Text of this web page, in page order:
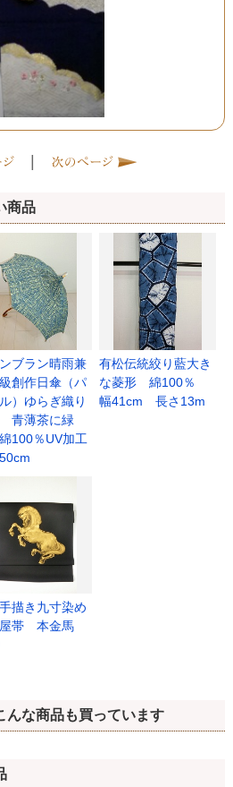
|
商品
ブラン晴雨兼
創作日傘（パ
）ゆらぎ織り
青薄茶に緑
100％UV加工
有松伝統絞り藍大き
な菱形 綿100％
幅41cm 長さ13m
描き九寸染め
屋帯 本金馬
んな商品も買っています